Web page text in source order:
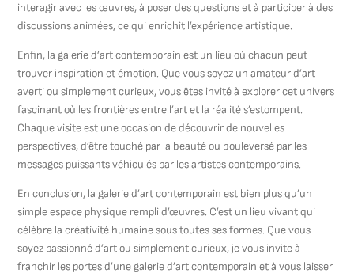
interagir avec les œuvres, à poser des questions et à participer à des
discussions animées, ce qui enrichit l’expérience artistique.
Enfin, la galerie d’art contemporain est un lieu où chacun peut
trouver inspiration et émotion. Que vous soyez un amateur d’art
averti ou simplement curieux, vous êtes invité à explorer cet univers
fascinant où les frontières entre l’art et la réalité s’estompent.
Chaque visite est une occasion de découvrir de nouvelles
perspectives, d’être touché par la beauté ou bouleversé par les
messages puissants véhiculés par les artistes contemporains.
En conclusion, la galerie d’art contemporain est bien plus qu’un
simple espace physique rempli d’œuvres. C’est un lieu vivant qui
célèbre la créativité humaine sous toutes ses formes. Que vous
soyez passionné d’art ou simplement curieux, je vous invite à
franchir les portes d’une galerie d’art contemporain et à vous laisser